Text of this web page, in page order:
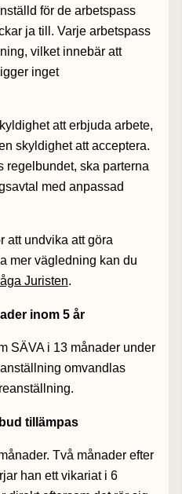
för de arbetspass
ja till. Varje arbetspass
vilket innebär att
inget
att erbjuda arbete,
skyldighet att acceptera.
regelbundet, ska parterna
med anpassad
att undvika att göra
mer vägledning kan du
Juristen.
inom 5 år
SÄVAi 13 månader under
omvandlas
tillämpas
Två månader efter
han ett vikariat i 6